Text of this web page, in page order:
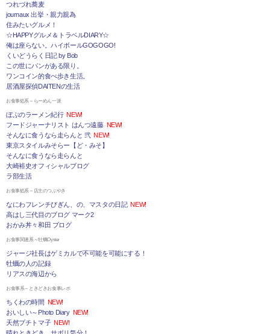
つれづれ蕎麦
journaux 出挙・親力親為
住みたいグルメ！
☆HAPPYグルメ＆トラベルDIARY☆
俺は座らない。ハイボールGOGOGO!
くいどうらく日記 by Bob
この世にパンがある限り。
ワンコイン的食べ歩き生活。
居酒屋探偵DAITENの生活
お食事処系～らーめん一派
ぼぶのラーメン紀行 NEW!
フードジャーナリスト はんつ遠藤 NEW!
そんなに食うなら走らんと 弐 NEW!
東京スタイルみそらー【ど・みそ】
そんなに食うなら走らんと
大崎裕史オフィシャルブログ
ラ部生活
お食事処系～店主のつぶやき
なにわフレンチびぎん、の、マスタの日記 NEW!
高はし三代目のブログ マーク2
おかみ丼々和田 ブログ
お食事関連系～牡蠣Oyster
ジャージ社長はゲミカルで不可能を可能にする！
牡蠣の人の記録
リアスの海辺から
お食事系～ときどきお食事レポ
ちくわの時間 NEW!
おいしい～Photo Diary NEW!
天然プチトマ子 NEW!